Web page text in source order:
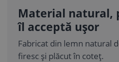
Material natural,
îl acceptă ușor
Fabricat din lemn natural
firesc și plăcut în coteț.